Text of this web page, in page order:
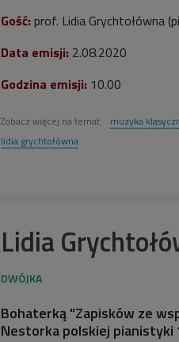
Gość: prof. Lidia Grychtołówna
Data emisji: 2.08.2020
Godzina emisji: 10.00
Zobacz więcej na temat: muzyka
lidia grychtołówna
Lidia
Bohaterką "Zapisków ze
Nestorka polskiej pianistyki